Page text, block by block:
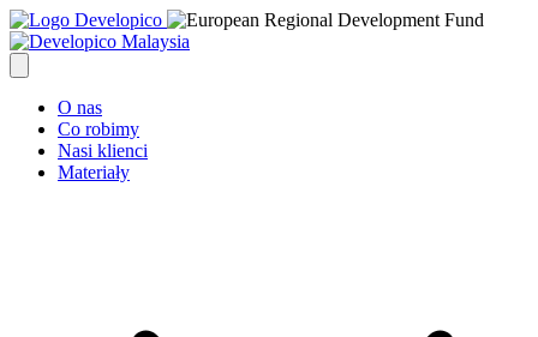
O nas
Co robimy
Nasi klienci
Materiały